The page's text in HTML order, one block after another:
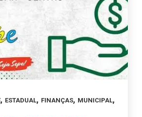
, ESTADUAL, FINANÇAS, MUNICIPAL,